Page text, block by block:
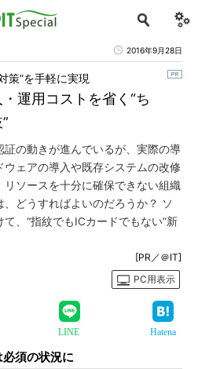
2016年9月28日
運用コストを省く“ち
策”を手軽に実現
の動きが進んでいるが、実際の導
ウェアの導入や既存システムの改修
ソースを十分に確保できない組織
どうすればよいのだろうか？ ソ
、“指紋でもICカードでもない”新
[PR／＠IT]
PC用表示
LINE Hatena
須の状況に